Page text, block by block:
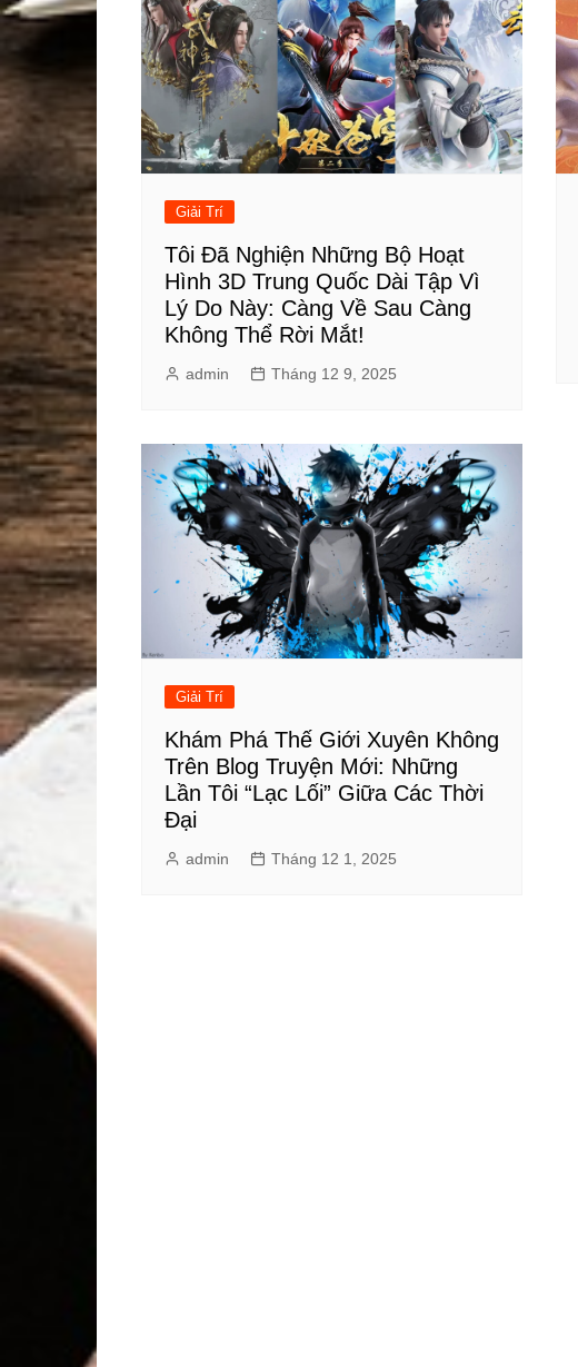
Giải Trí
Tôi Đã Nghiện Những Bộ Hoạt
Hình 3D Trung Quốc Dài Tập Vì
Lý Do Này: Càng Về Sau Càng
Không Thể Rời Mắt!
admin Tháng 12 9, 2025
Giải Trí
Khám Phá Thế Giới Xuyên Không
Trên Blog Truyện Mới: Những
Lần Tôi “Lạc Lối” Giữa Các Thời
Đại
admin Tháng 12 1, 2025